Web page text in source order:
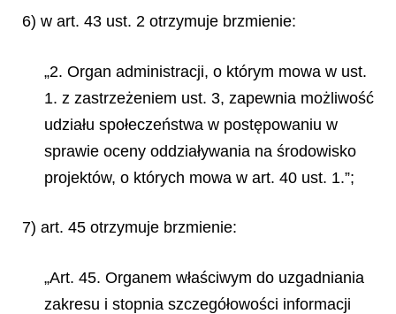
6) w art. 43 ust. 2 otrzymuje brzmienie:
„2. Organ administracji, o którym mowa w ust.
1. z zastrzeżeniem ust. 3, zapewnia możliwość
udziału społeczeństwa w postępowaniu w
sprawie oceny oddziaływania na środowisko
projektów, o których mowa w art. 40 ust. 1.”;
7) art. 45 otrzymuje brzmienie:
„Art. 45. Organem właściwym do uzgadniania
zakresu i stopnia szczegółowości informacji